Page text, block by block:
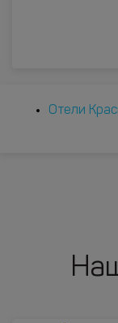
Отели